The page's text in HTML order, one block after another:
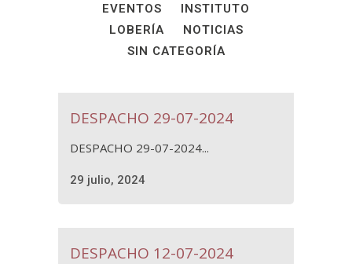
EVENTOS
INSTITUTO
LOBERÍA
NOTICIAS
SIN CATEGORÍA
DESPACHO 29-07-2024
DESPACHO 29-07-2024...
29 julio, 2024
DESPACHO 12-07-2024